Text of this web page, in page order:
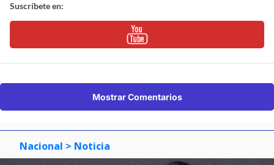
Suscríbete en:
Mostrar Comentarios
Nacional > Noticia